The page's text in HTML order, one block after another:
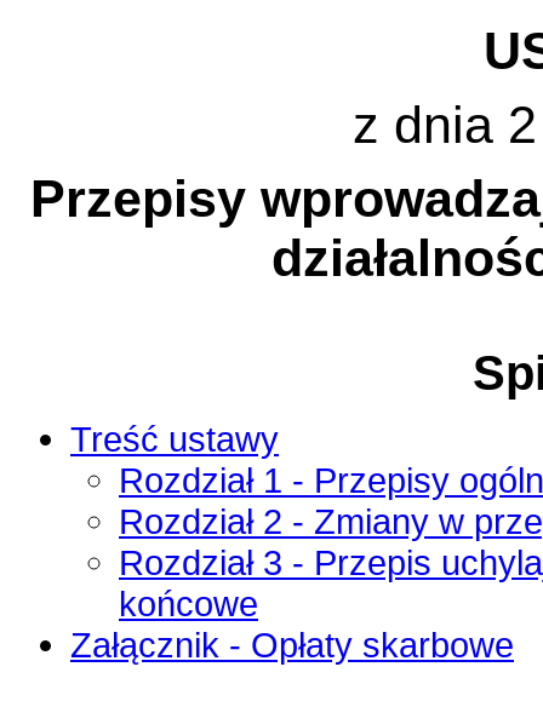
z dnia
Przepisy
Treść ustawy
Rozdział 1 - Przepisy
Rozdział 2 - Zmiany w
Rozdział 3 - Przepis
końcowe
Załącznik - Opłaty skarbowe